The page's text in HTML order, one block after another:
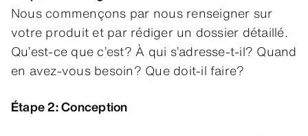
Nous commençons par nous renseigner sur
votre produit et par rédiger un dossier détaillé.
Qu’est-ce que c’est? À qui s’adresse-t-il? Quand
en avez-vous besoin? Que doit-il faire?
Étape 2: Conception